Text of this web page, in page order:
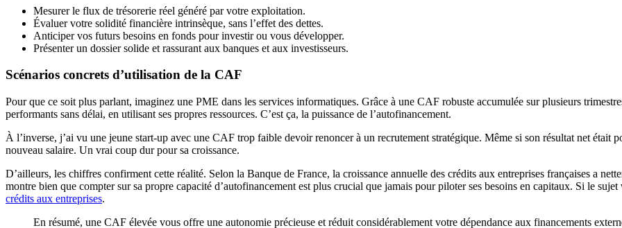
Mesurer le flux de trésorerie réel généré par votre exploitation.
Évaluer votre solidité financière intrinsèque, sans l’effet des dettes.
Anticiper vos futurs besoins en fonds pour investir ou vous développer.
Présenter un dossier solide et rassurant aux banques et aux investisseurs.
Scénarios concrets d’utilisation de la CAF
Pour que ce soit plus parlant, imaginez une PME dans les services informatiques. Grâce à une CAF robuste accumulée sur plusieurs
performants sans délai, en utilisant ses propres ressources. C’est ça, la puissance de l’autofinancement.
À l’inverse, j’ai vu une jeune start-up avec une CAF trop faible devoir renoncer à un recrutement stratégique. Même si son résultat net était
nouveau salaire. Un vrai coup dur pour sa croissance.
D’ailleurs, les chiffres confirment cette réalité. Selon la Banque de France, la croissance annuelle des crédits aux entreprises françaises a
montre bien que compter sur sa propre capacité d’autofinancement est plus crucial que jamais pour piloter ses besoins en capitaux. Si le
crédits aux entreprises.
En résumé, une CAF élevée vous offre une autonomie précieuse et réduit considérablement votre dépendance aux financements